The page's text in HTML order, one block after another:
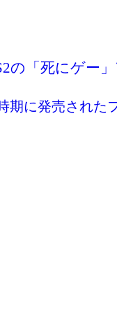
の「死にゲー
期に発売された